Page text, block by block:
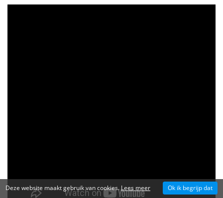
Deze website maakt gebruik van cookies.Lees meer Ok ik begrijp dat